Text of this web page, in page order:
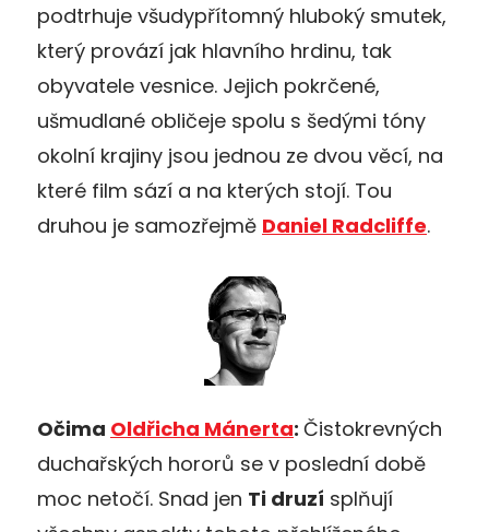
podtrhuje všudypřítomný hluboký smutek,
který provází jak hlavního hrdinu, tak
obyvatele vesnice. Jejich pokrčené,
ušmudlané obličeje spolu s šedými tóny
okolní krajiny jsou jednou ze dvou věcí, na
které film sází a na kterých stojí. Tou
druhou je samozřejmě Daniel Radcliffe.
Očima Oldřicha Mánerta: Čistokrevných
duchařských hororů se v poslední době
moc netočí. Snad jen Ti druzí splňují